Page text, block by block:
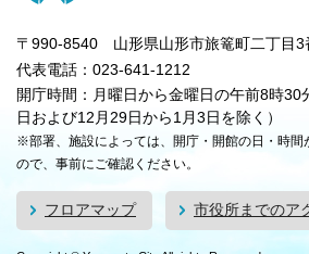
〒990-8540 山形県山形市旅篭町二丁目3
代表電話：023-641-1212
開庁時間：月曜日から金曜日の午前8時30
日および12月29日から1月3日を除く）
※部署、施設によっては、開庁・開館の日・時間
ので、事前にご確認ください。
フロアマップ 市役所までのア